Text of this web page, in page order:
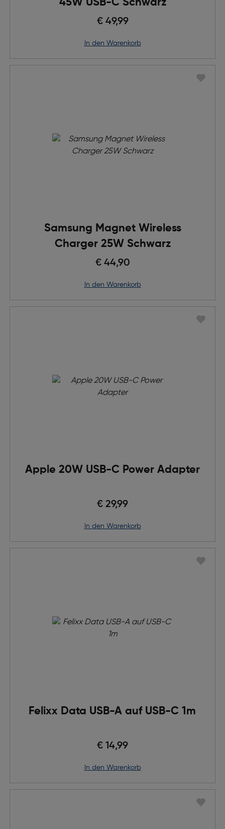
45W USB-C Schwarz
€ 49,99
in den Warenkorb
Samsung Magnet Wireless
Charger 25W Schwarz
€ 44,90
in den Warenkorb
Apple 20W USB-C Power Adapter
€ 29,99
in den Warenkorb
Felixx Data USB-A auf USB-C 1m
€ 14,99
in den Warenkorb